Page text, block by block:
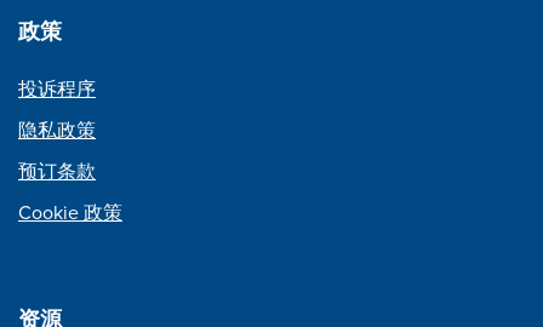
政策
投诉程序
隐私政策
预订条款
Cookie 政策
资源